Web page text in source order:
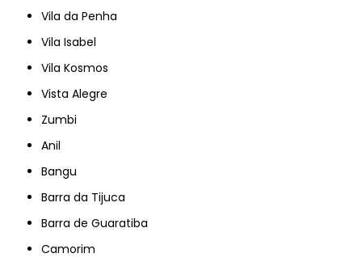
Vila da Penha
Vila Isabel
Vila Kosmos
Vista Alegre
Zumbi
Anil
Bangu
Barra da Tijuca
Barra de Guaratiba
Camorim